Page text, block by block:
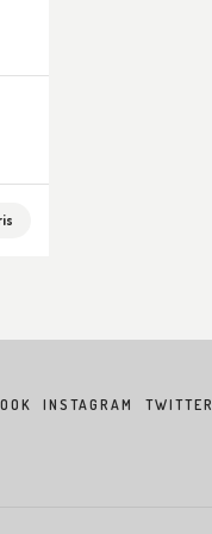
INSTAGRAM TWITTER